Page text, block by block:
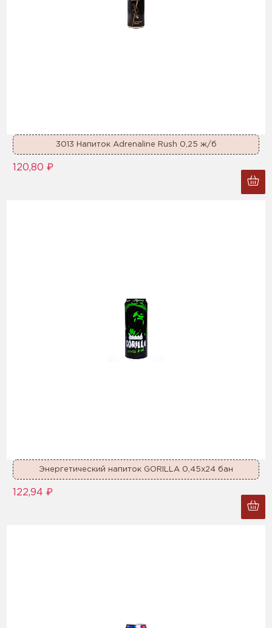
3013 Напиток Adrenaline Rush 0,25 ж/б
120,80 ₽
Энергетический напиток GORILLA 0,45x24 бан
122,94 ₽